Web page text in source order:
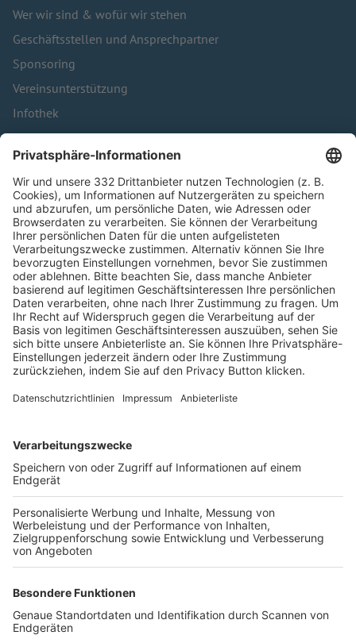
Wer wir sind & wofür wir stehen
Geschäftsstellen und Ansprechpartner
Sponsoring
Vereinsunterstützung
Infothek
Kontakt
HÄUFIG BESUCHTE SEITEN
Pässe und Vereinswechsel
Trainerausbildung
Schulungsangebot Vereinsmitarbeiter
BFV-Geschäftsstellen
Trainerbörse
Login SpielPlus
FOLGE DEM BFV
TOP-VEREINE
TOP-PARTNER